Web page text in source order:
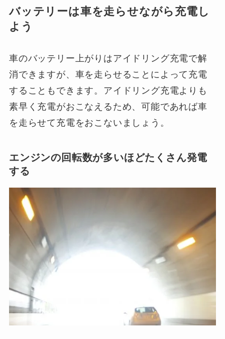
バッテリーは車を走らせながら充電し
よう
車のバッテリー上がりはアイドリング充電で解
消できますが、車を走らせることによって充電
することもできます。アイドリング充電よりも
素早く充電がおこなえるため、可能であれば車
を走らせて充電をおこないましょう。
エンジンの回転数が多いほどたくさん発電
する